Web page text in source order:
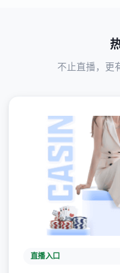
不止直播，更
直播入口